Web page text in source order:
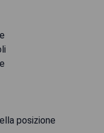
posizione